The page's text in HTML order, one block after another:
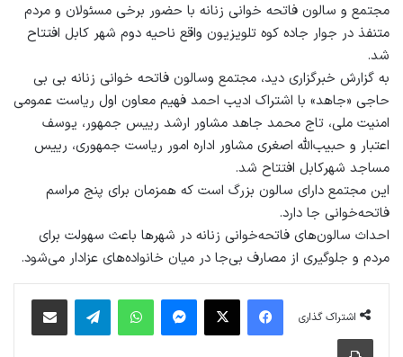
مجتمع و سالون فاتحه خوانی زنانه با حضور برخی مسئولان و مردم
متنفذ در جوار جاده کوه تلویزیون واقع ناحیه دوم شهر کابل افتتاح
شد.
به گزارش خبرگزاری دید، مجتمع وسالون فاتحه خوانی زنانه بی بی
حاجی «جاهد» با اشتراک اديب احمد فهيم معاون اول رياست عمومی
امنيت ملی، تاج محمد جاهد مشاور ارشد ریيس جمهور، يوسف
اعتبار و حبيب‌الله اصغری مشاور اداره امور رياست جمهوری، ریيس
مساجد شهركابل افتتاح شد.
اين مجتمع دارای سالون بزرگ است كه همزمان برای پنج مراسم
فاتحه‌خوانی جا دارد.
احداث سالون‌های فاتحه‌خوانی زنانه در شهرها باعث سهولت برای
مردم و جلوگیری از مصارف بی‌جا در میان خانواده‌های عزادار می‌شود.
اشتراک گذاری
فیس بوک X پیام رسان واتس آپ تلگرام اشتراک گذاری از طریق ایمیل
چاپ